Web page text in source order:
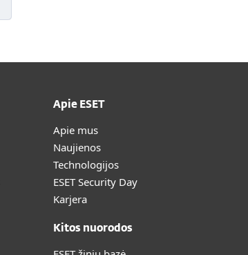
Apie ESET
Apie mus
Naujienos
Technologijos
ESET Security Day
Karjera
Kitos nuorodos